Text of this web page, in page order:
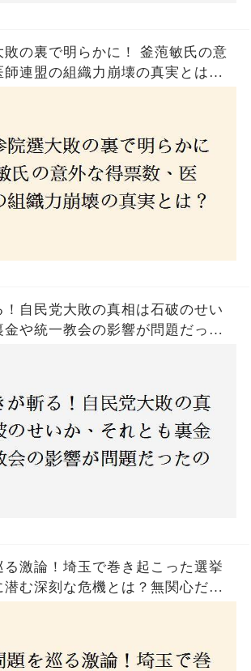
敗の裏で明らかに！ 釜萢敏氏の意
連盟の組織力崩壊の真実とは？
自民党大敗の真相は石破のせい
や統一教会の影響が問題だった
激論！埼玉で巻き起こった選挙
む深刻な危機とは？無関心だっ
、それとも底知れぬ恐怖？政治に無